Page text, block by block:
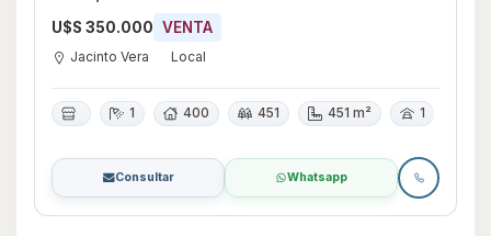
U$S 350.000 VENTA
Jacinto Vera Local
1 400 451 451 m² 1
Consultar Whatsapp